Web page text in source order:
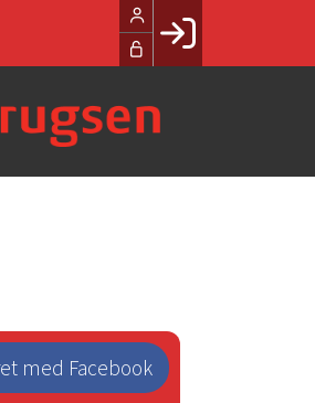
med Facebook